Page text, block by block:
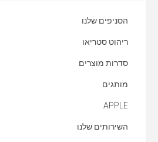
הסניפים שלנו
ריהוט סטריאו
סדרות מוצרים
מותגים
APPLE
השירותים שלנו